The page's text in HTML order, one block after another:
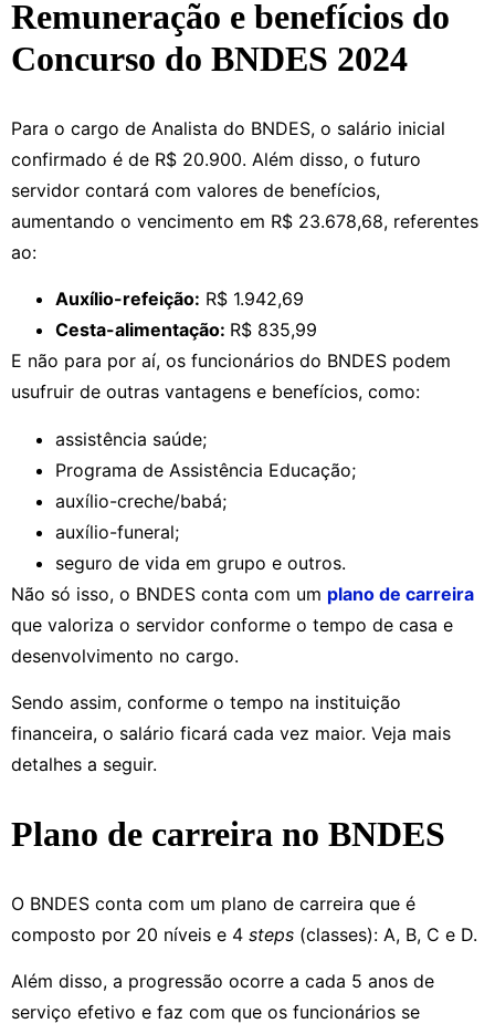
Remuneração e benefícios do
Concurso do BNDES 2024
Para o cargo de Analista do BNDES, o salário inicial
confirmado é de R$ 20.900. Além disso, o futuro
servidor contará com valores de benefícios,
aumentando o vencimento em R$ 23.678,68, referentes
ao:
Auxílio-refeição: R$ 1.942,69
Cesta-alimentação: R$ 835,99
E não para por aí, os funcionários do BNDES podem
usufruir de outras vantagens e benefícios, como:
assistência saúde;
Programa de Assistência Educação;
auxílio-creche/babá;
auxílio-funeral;
seguro de vida em grupo e outros.
Não só isso, o BNDES conta com um plano de carreira
que valoriza o servidor conforme o tempo de casa e
desenvolvimento no cargo.
Sendo assim, conforme o tempo na instituição
financeira, o salário ficará cada vez maior. Veja mais
detalhes a seguir.
Plano de carreira no BNDES
O BNDES conta com um plano de carreira que é
composto por 20 níveis e 4 steps (classes): A, B, C e D.
Além disso, a progressão ocorre a cada 5 anos de
serviço efetivo e faz com que os funcionários se